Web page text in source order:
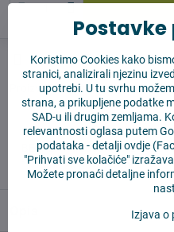
Pas čuvar Shippings
Proizvođač:Aftermarket
✅ Spremno za slanje odmah
✅ BESPLATNA dostava iznad 55
✅ 14 dana za povrat robe
Koristimo Cookies kako
stranici, analizirali njezinu
upotrebi. U tu svrhu
strana, a prikupljene podatke
SAD-u ili drugim zemljama.
relevantnosti oglasa putem
podataka -detalji ovdje
"Prihvati sve kolačiće"
Možete pronaći detaljne
Izjava o